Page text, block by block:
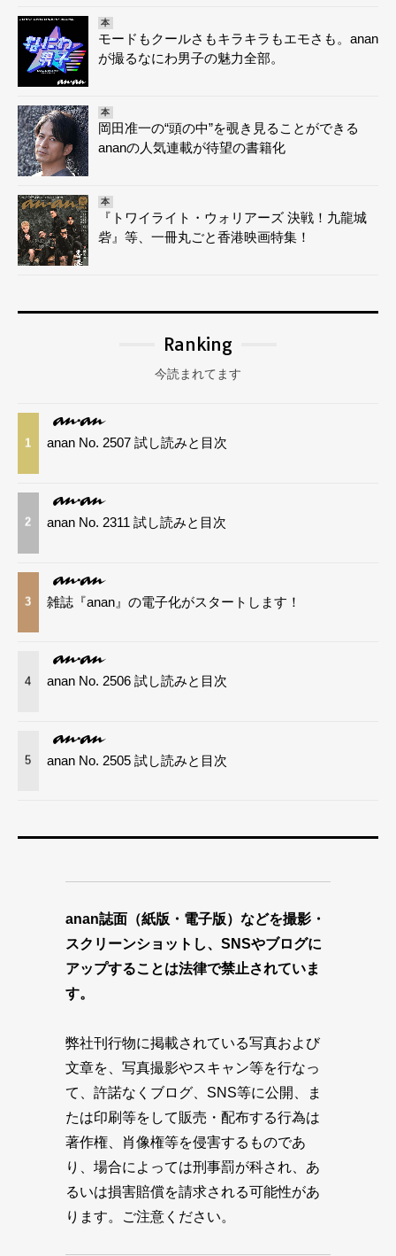
本
モードもクールさもキラキラもエモさも。anan
が撮るなにわ男子の魅力全部。
本
岡田准一の“頭の中”を覗き見ることができる
ananの人気連載が待望の書籍化
本
『トワイライト・ウォリアーズ 決戦！九龍城
砦』等、一冊丸ごと香港映画特集！
Ranking
今読まれてます
1 anan No. 2507 試し読みと目次
2 anan No. 2311 試し読みと目次
3 雑誌『anan』の電子化がスタートします！
4 anan No. 2506 試し読みと目次
5 anan No. 2505 試し読みと目次
anan誌面（紙版・電子版）などを撮影・
スクリーンショットし、SNSやブログに
アップすることは法律で禁止されていま
す。
弊社刊行物に掲載されている写真および
文章を、写真撮影やスキャン等を行なっ
て、許諾なくブログ、SNS等に公開、ま
たは印刷等をして販売・配布する行為は
著作権、肖像権等を侵害するものであ
り、場合によっては刑事罰が科され、あ
るいは損害賠償を請求される可能性があ
ります。ご注意ください。